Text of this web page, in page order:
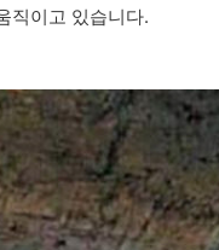
직이고 있습니다.